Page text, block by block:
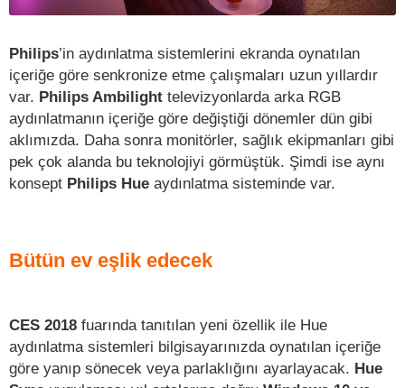
Philips’in aydınlatma sistemlerini ekranda oynatılan
içeriğe göre senkronize etme çalışmaları uzun yıllardır
var. Philips Ambilight televizyonlarda arka RGB
aydınlatmanın içeriğe göre değiştiği dönemler dün gibi
aklımızda. Daha sonra monitörler, sağlık ekipmanları gibi
pek çok alanda bu teknolojiyi görmüştük. Şimdi ise aynı
konsept Philips Hue aydınlatma sisteminde var.
Bütün ev eşlik edecek
CES 2018 fuarında tanıtılan yeni özellik ile Hue
aydınlatma sistemleri bilgisayarınızda oynatılan içeriğe
göre yanıp sönecek veya parlaklığını ayarlayacak. Hue